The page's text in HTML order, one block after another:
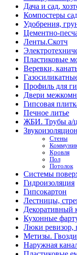
Дача и сад,
Компостеры
Удобрения,
Цементно-
Ленты.Скотч
Пластиковые
Веревки,
Профиль для
Двери
Гипсовая
Печное литье
ЖБИ. Трубы а/ц
Стены
Кровля
Пол
Потолок
Системы
Гидроизоляция
Гипсокартон
Лестницы,
Декоративный
Кухонные
Люки ревизор,
Метизы. Гвозди
Наружная